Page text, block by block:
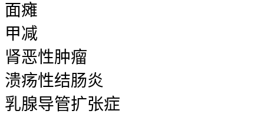
面瘫
甲减
肾恶性肿瘤
溃疡性结肠炎
乳腺导管扩张症